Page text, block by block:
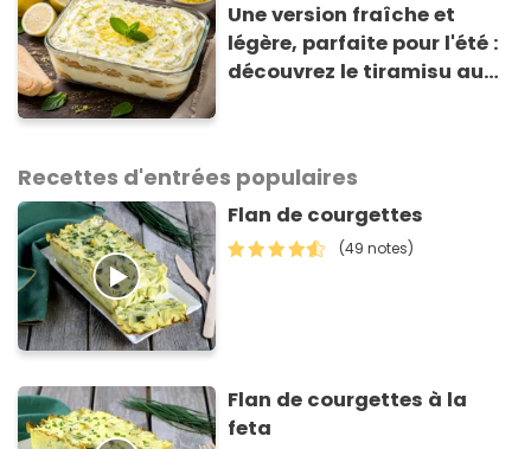
Une version fraîche et
légère, parfaite pour l'été :
découvrez le tiramisu au
Recettes d'entrées populaires
Flan de courgettes
(49 notes)
Flan de courgettes à la
feta